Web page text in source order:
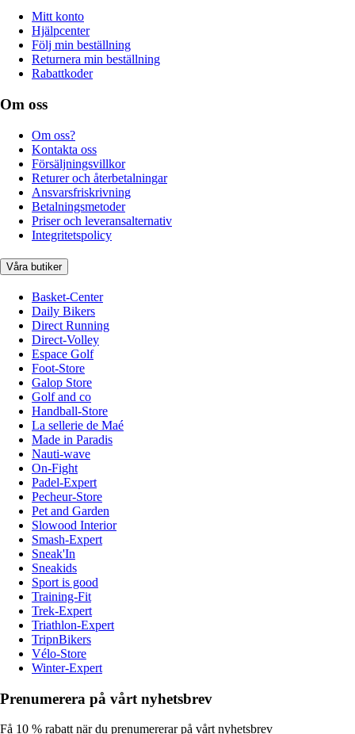
Mitt konto
Hjälpcenter
Följ min beställning
Returnera min beställning
Rabattkoder
Om oss
Om oss?
Kontakta oss
Försäljningsvillkor
Returer och återbetalningar
Ansvarsfriskrivning
Betalningsmetoder
Priser och leveransalternativ
Integritetspolicy
Våra butiker
Basket-Center
Daily Bikers
Direct Running
Direct-Volley
Espace Golf
Foot-Store
Galop Store
Golf and co
Handball-Store
La sellerie de Maé
Made in Paradis
Nauti-wave
On-Fight
Padel-Expert
Pecheur-Store
Pet and Garden
Slowood Interior
Smash-Expert
Sneak'In
Sneakids
Sport is good
Training-Fit
Trek-Expert
Triathlon-Expert
TripnBikers
Vélo-Store
Winter-Expert
Prenumerera på vårt nyhetsbrev
Få 10 % rabatt när du prenumererar på vårt nyhetsbrev